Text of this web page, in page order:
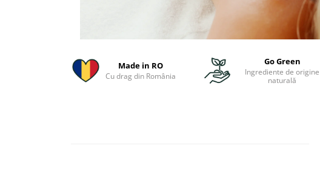
Made in RO
Cu drag din România
Go Green
Ingrediente de origine
naturală